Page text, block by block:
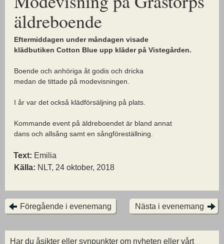
äldreboende
Eftermiddagen under måndagen visade
klädbutiken Cotton Blue upp kläder på Vistegården.
Boende och anhöriga åt godis och dricka
medan de tittade på modevisningen.
I år var det också klädförsäljning på plats.
Kommande event på äldreboendet är bland annat
dans och allsång samt en sångföreställning.
Text: Emilia
Källa: NLT, 24 oktober, 2018
Föregående i evenemang Nästa i evenemang
Har du åsikter eller synpunkter om nyheten eller vårt